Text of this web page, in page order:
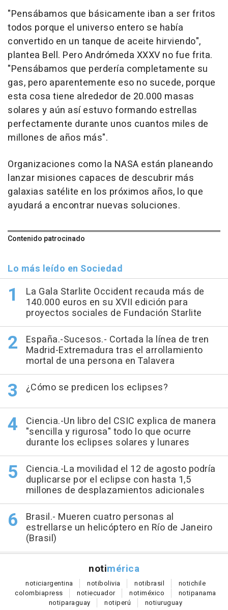
"Pensábamos que básicamente iban a ser fritos
todos porque el universo entero se había
convertido en un tanque de aceite hirviendo",
plantea Bell. Pero Andrómeda XXXV no fue frita.
"Pensábamos que perdería completamente su
gas, pero aparentemente eso no sucede, porque
esta cosa tiene alrededor de 20.000 masas
solares y aún así estuvo formando estrellas
perfectamente durante unos cuantos miles de
millones de años más".
Organizaciones como la NASA están planeando
lanzar misiones capaces de descubrir más
galaxias satélite en los próximos años, lo que
ayudará a encontrar nuevas soluciones.
Contenido patrocinado
Lo más leído en Sociedad
La Gala Starlite Occident recauda más de
140.000 euros en su XVII edición para
proyectos sociales de Fundación Starlite
España.-Sucesos.- Cortada la línea de tren
Madrid-Extremadura tras el arrollamiento
mortal de una persona en Talavera
¿Cómo se predicen los eclipses?
Ciencia.-Un libro del CSIC explica de manera
"sencilla y rigurosa" todo lo que ocurre
durante los eclipses solares y lunares
Ciencia.-La movilidad el 12 de agosto podría
duplicarse por el eclipse con hasta 1,5
millones de desplazamientos adicionales
Brasil.- Mueren cuatro personas al
estrellarse un helicóptero en Río de Janeiro
(Brasil)
notimérica
noticiargentina notibolivia notibrasil notichile
colombiapress notiecuador notiméxico notipanama
notiparaguay notiperú notiuruguay